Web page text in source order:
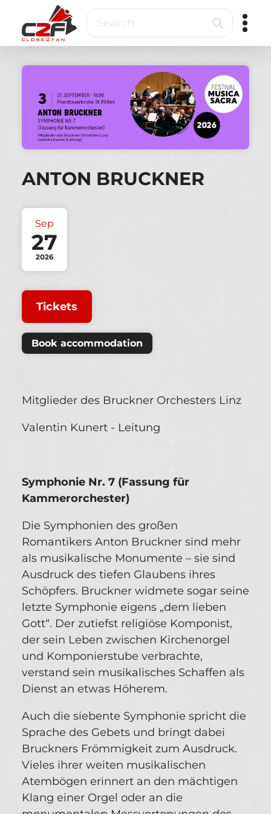
main
content
to
VIP
ticketing
Search
ANTON BRUCKNER
Sep
27
2026
Tickets
Book accommodation
Mitglieder des Bruckner Orchesters Linz
Valentin Kunert - Leitung
Symphonie Nr. 7 (Fassung für
Kammerorchester)
Die Symphonien des großen
Romantikers Anton Bruckner sind mehr
als musikalische Monumente – sie sind
Ausdruck des tiefen Glaubens ihres
Schöpfers. Bruckner widmete sogar seine
letzte Symphonie eigens „dem lieben
Gott“. Der zutiefst religiöse Komponist,
der sein Leben zwischen Kirchenorgel
und Komponierstube verbrachte,
verstand sein musikalisches Schaffen als
Dienst an etwas Höherem.
Auch die siebente Symphonie spricht die
Sprache des Gebets und bringt dabei
Bruckners Frömmigkeit zum Ausdruck.
Vieles ihrer weiten musikalischen
Atembögen erinnert an den mächtigen
Klang einer Orgel oder an die